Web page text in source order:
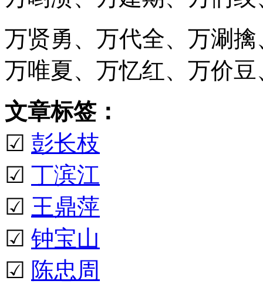
万贤勇、万代全、万涮
万唯夏、万忆红、万价
文章标签：
☑ 彭长枝
☑ 丁滨江
☑ 王鼎萍
☑ 钟宝山
☑ 陈忠周